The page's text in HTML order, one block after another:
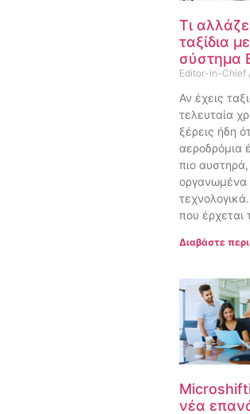
Τι
ταξίδια
σύστημα
Editor-in-Chief
Αν έχεις
τελευταία
ξέρεις ήδη
αεροδρόμια
πιο αυστηρά,
οργανωμένα
που έρχεται
Διαβάστε
νέα